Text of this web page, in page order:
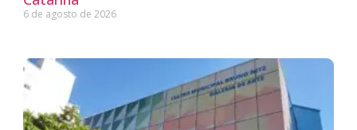
6 de agosto de 2026